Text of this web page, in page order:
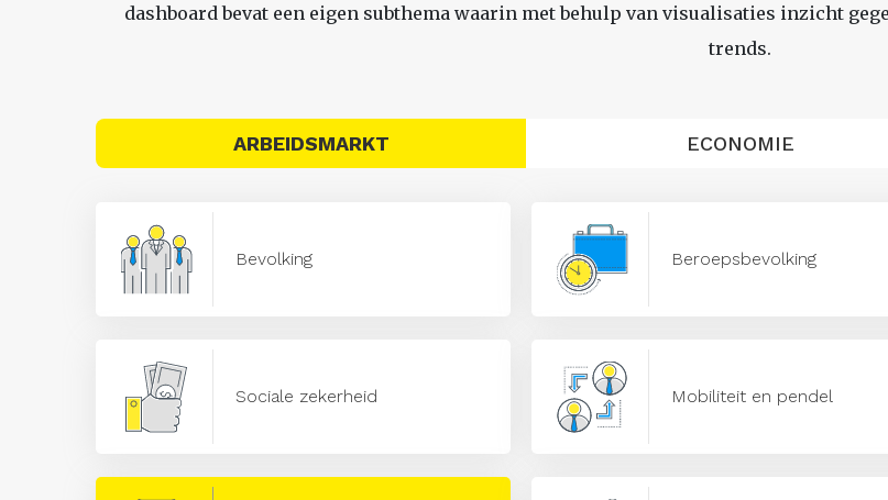
dashboard bevat een eigen subthema waarin met behulp van visualisaties inzicht
trends.
ARBEIDSMARKT ECONOMIE
Bevolking Beroepsbevolking
Sociale zekerheid Mobiliteit en pendel